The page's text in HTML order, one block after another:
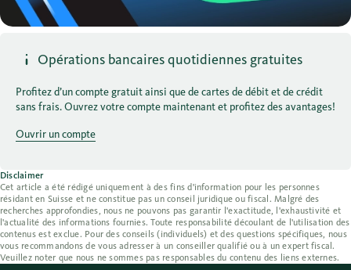
Opérations bancaires quotidiennes gratuites
Profitez d’un compte gratuit ainsi que de cartes de débit et de crédit
sans frais. Ouvrez votre compte maintenant et profitez des avantages!
Ouvrir un compte
Disclaimer
Cet article a été rédigé uniquement à des fins d'information pour les personnes
résidant en Suisse et ne constitue pas un conseil juridique ou fiscal. Malgré des
recherches approfondies, nous ne pouvons pas garantir l'exactitude, l'exhaustivité et
l'actualité des informations fournies. Toute responsabilité découlant de l'utilisation des
contenus est exclue. Pour des conseils (individuels) et des questions spécifiques, nous
vous recommandons de vous adresser à un conseiller qualifié ou à un expert fiscal.
Veuillez noter que nous ne sommes pas responsables du contenu des liens externes.